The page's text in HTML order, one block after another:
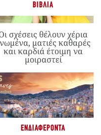
ΒΙΒΛΊΑ
σχέσεις θέλουν χέρια
ματιές καθαρές
και καρδιά έτοιμη να
μοιραστεί
ΕΝΔΙΑΦΈΡΟΝΤΑ